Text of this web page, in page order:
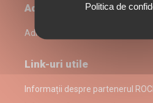
Administrare restaurant
Admin Login
Link-uri utile
Informații despre partenerul
Politica de